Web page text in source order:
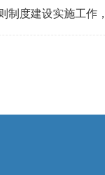
制度建设实施工